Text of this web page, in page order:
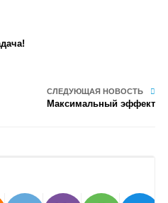
СЛЕДУЮЩАЯ НОВОСТЬ
Максимальный эффект